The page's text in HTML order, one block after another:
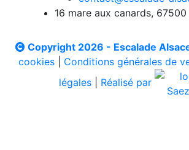
16 mare aux canards, 67500
Copyright 2026 - Escalade
cookies| Conditions générales de
légales
Réalisé par